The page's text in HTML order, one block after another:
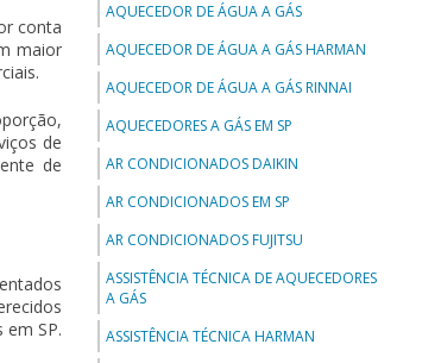
conta
maior
de
de
em SP.
AQUECEDOR DE ÁGUA A GÁS
AQUECEDOR DE ÁGUA A GÁS HARMAN
AQUECEDOR DE ÁGUA A GÁS RINNAI
AQUECEDORES A GÁS EM SP
AR CONDICIONADOS DAIKIN
AR CONDICIONADOS EM SP
AR CONDICIONADOS FUJITSU
ASSISTÊNCIA TÉCNICA DE AQUECEDORES
A GÁS
ASSISTÊNCIA TÉCNICA HARMAN